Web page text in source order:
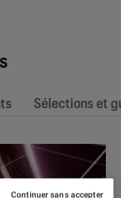
Sélections et
Continuer sans accepter